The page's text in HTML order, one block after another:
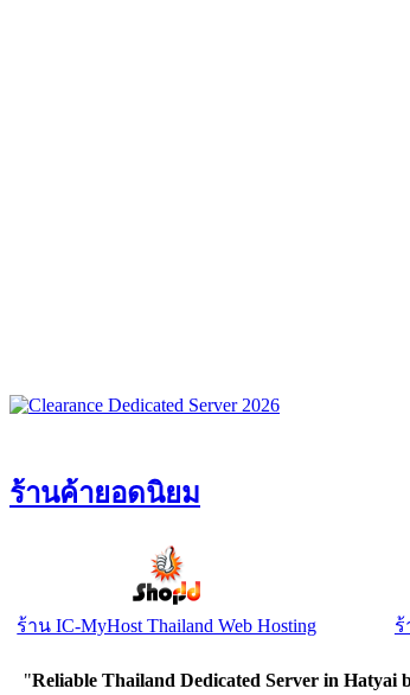
ร้านค้ายอดนิยม
ร้าน IC-MyHost Thailand Web Hosting ร้
"Reliable Thailand Dedicated Server in Hatyai